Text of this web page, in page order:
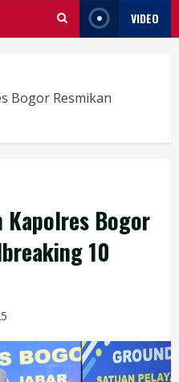
VIDEO
Bogor Resmikan
Bogor
10